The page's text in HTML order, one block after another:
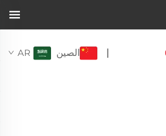
| الصين AR